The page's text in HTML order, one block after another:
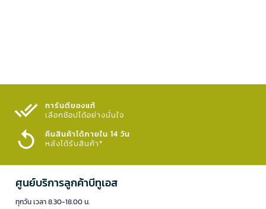
การันตีของแท้
เลือกช้อปได้อย่างมั่นใจ​
คืนสินค้าได้ภายใน 14 วัน
หลังได้รับสินค้า*
ศูนย์บริการลูกค้าบีทูเอส
ทุกวัน เวลา 8.30-18.00 น.